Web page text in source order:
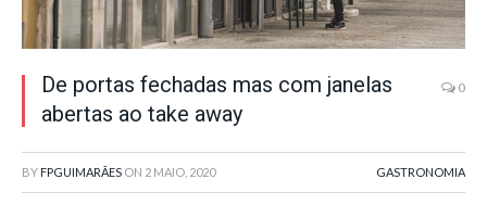
De portas fechadas mas com janelas
abertas ao take away
0
BY FPGUIMARÃES ON 2 MAIO, 2020 GASTRONOMIA